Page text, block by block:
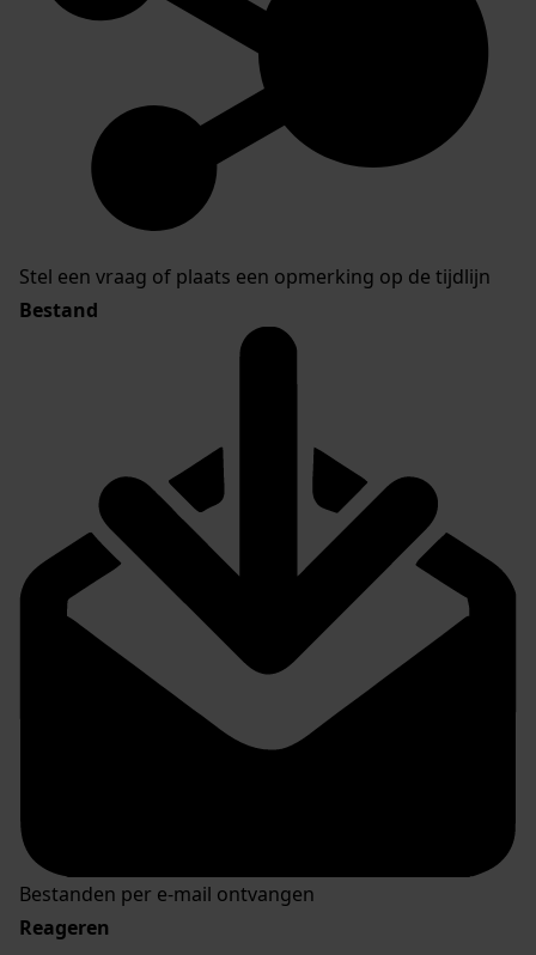
Stel een vraag of plaats een opmerking op de tijdlijn
Bestand
Bestanden per e-mail ontvangen
Reageren